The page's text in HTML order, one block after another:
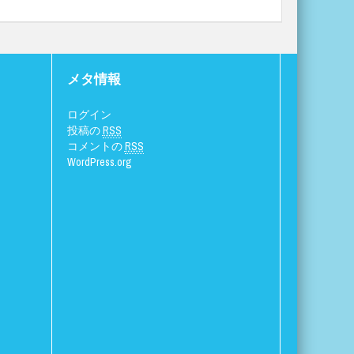
メタ情報
ログイン
投稿のRSS
コメントのRSS
WordPress.org